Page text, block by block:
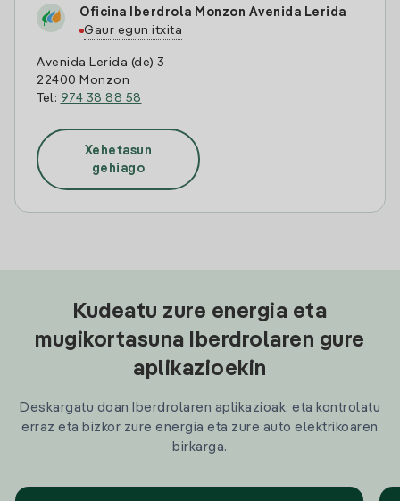
Oficina Iberdrola Monzon Avenida Lerida
Gaur egun itxita
Avenida Lerida (de) 3
22400 Monzon
Tel: 974 38 88 58
Xehetasun
gehiago
Kudeatu zure energia eta
mugikortasuna Iberdrolaren gure
aplikazioekin
Deskargatu doan Iberdrolaren aplikazioak, eta kontrolatu
erraz eta bizkor zure energia eta zure auto elektrikoaren
birkarga.